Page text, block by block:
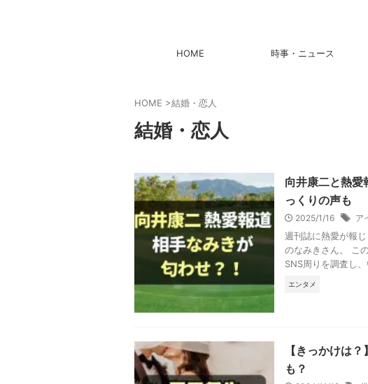
HOME 時事・ニュース
HOME >結婚・恋人
結婚・恋人
向井康二と熱愛
っくりの声も
2025/1/16 ア
週刊誌に熱愛が報
のなみきさん。 こ
SNS周りを調査し
エンタメ
【きっかけは
も？